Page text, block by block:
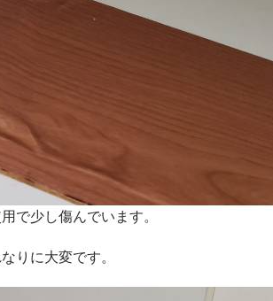
で少し傷んでいます。
りに大変です。